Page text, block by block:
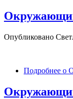
Опубликовано
Подробнее о